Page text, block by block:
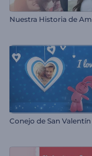
Nuestra Historia de
Conejo de San Valentín